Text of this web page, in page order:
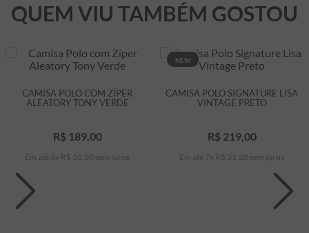
QUEM VIU TAMBÉM GOSTOU
CAMISA POLO COM ZÍPER
ALEATORY TONY VERDE
R$ 189,00
Em até 6 x R$ 31 50 sem juros
NEW
CAMISA POLO SIGNATURE LISA
VINTAGE PRETO
R$ 219,00
Em até 7 x R$ 31 28 sem juros